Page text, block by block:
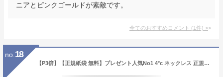
ニアとピンクゴールドが素敵です。
全てのおすすめコメント (1件) >
no. 18
【P3倍】【正規紙袋 無料】プレゼント人気No1 4°c ネックレス 正規品 カナル4℃ 4℃ レディース アクセサリー ペンダント ハート モチーフ ピンクゴールド 151824121025 カナルヨンドシー 通販 ギフト プレゼント